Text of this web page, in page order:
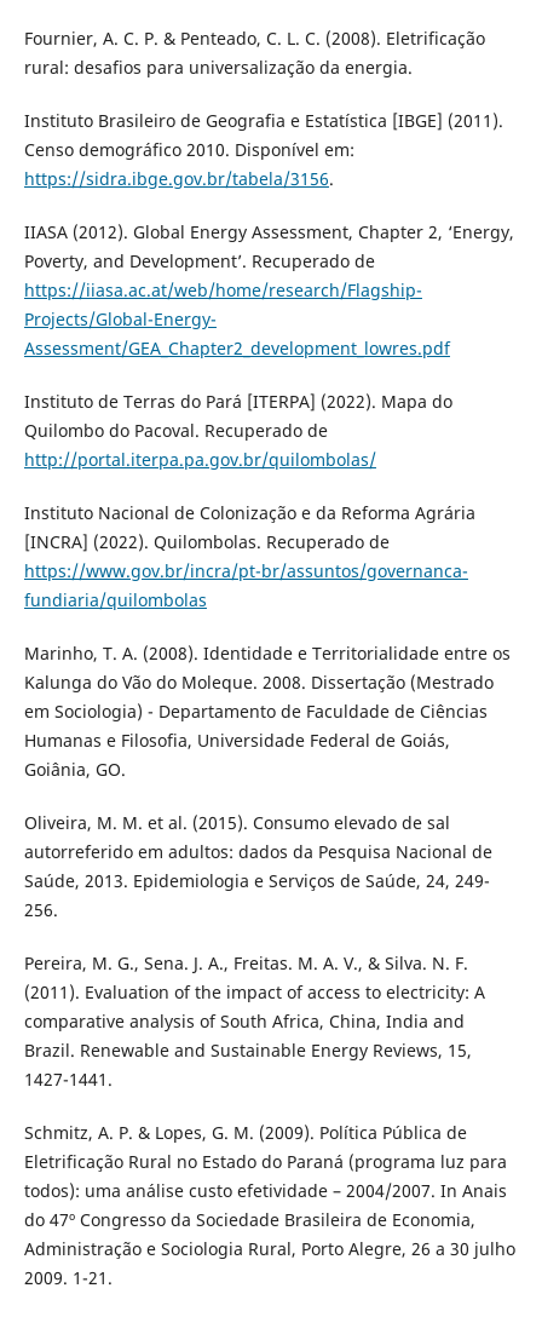
Fournier, A. C. P. & Penteado, C. L. C. (2008). Eletrificação
rural: desafios para universalização da energia.
Instituto Brasileiro de Geografia e Estatística [IBGE] (2011).
Censo demográfico 2010. Disponível em:
https://sidra.ibge.gov.br/tabela/3156.
IIASA (2012). Global Energy Assessment, Chapter 2, ‘Energy,
Poverty, and Development’. Recuperado de
https://iiasa.ac.at/web/home/research/Flagship-
Projects/Global-Energy-
Assessment/GEA_Chapter2_development_lowres.pdf
Instituto de Terras do Pará [ITERPA] (2022). Mapa do
Quilombo do Pacoval. Recuperado de
http://portal.iterpa.pa.gov.br/quilombolas/
Instituto Nacional de Colonização e da Reforma Agrária
[INCRA] (2022). Quilombolas. Recuperado de
https://www.gov.br/incra/pt-br/assuntos/governanca-
fundiaria/quilombolas
Marinho, T. A. (2008). Identidade e Territorialidade entre os
Kalunga do Vão do Moleque. 2008. Dissertação (Mestrado
em Sociologia) - Departamento de Faculdade de Ciências
Humanas e Filosofia, Universidade Federal de Goiás,
Goiânia, GO.
Oliveira, M. M. et al. (2015). Consumo elevado de sal
autorreferido em adultos: dados da Pesquisa Nacional de
Saúde, 2013. Epidemiologia e Serviços de Saúde, 24, 249-
256.
Pereira, M. G., Sena. J. A., Freitas. M. A. V., & Silva. N. F.
(2011). Evaluation of the impact of access to electricity: A
comparative analysis of South Africa, China, India and
Brazil. Renewable and Sustainable Energy Reviews, 15,
1427-1441.
Schmitz, A. P. & Lopes, G. M. (2009). Política Pública de
Eletrificação Rural no Estado do Paraná (programa luz para
todos): uma análise custo efetividade – 2004/2007. In Anais
do 47º Congresso da Sociedade Brasileira de Economia,
Administração e Sociologia Rural, Porto Alegre, 26 a 30 julho
2009. 1-21.